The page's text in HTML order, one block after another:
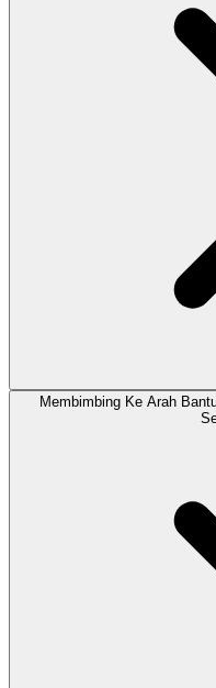
Membimbing Ke Arah